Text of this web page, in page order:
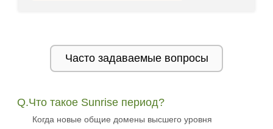
Часто задаваемые вопросы
Q.Что такое Sunrise период?
Когда новые общие домены высшего уровня